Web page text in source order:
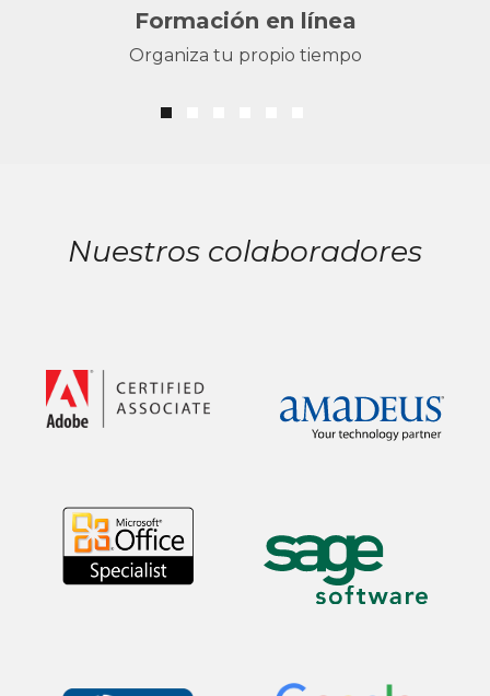
Formación en línea
Organiza tu propio tiempo
Nuestros colaboradores